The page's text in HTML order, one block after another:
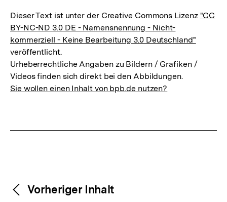
Dieser Text ist unter der Creative Commons Lizenz "CC
BY-NC-ND 3.0 DE - Namensnennung - Nicht-
kommerziell - Keine Bearbeitung 3.0 Deutschland"
veröffentlicht.
Urheberrechtliche Angaben zu Bildern / Grafiken /
Videos finden sich direkt bei den Abbildungen.
Sie wollen einen Inhalt von bpb.de nutzen?
Weitere
Content-
Navigation
Vorheriger Inhalt